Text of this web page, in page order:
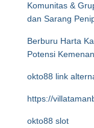
Komunitas &
dan Sarang
Berburu Harta
Potensi
okto88 link
https://
okto88 slot